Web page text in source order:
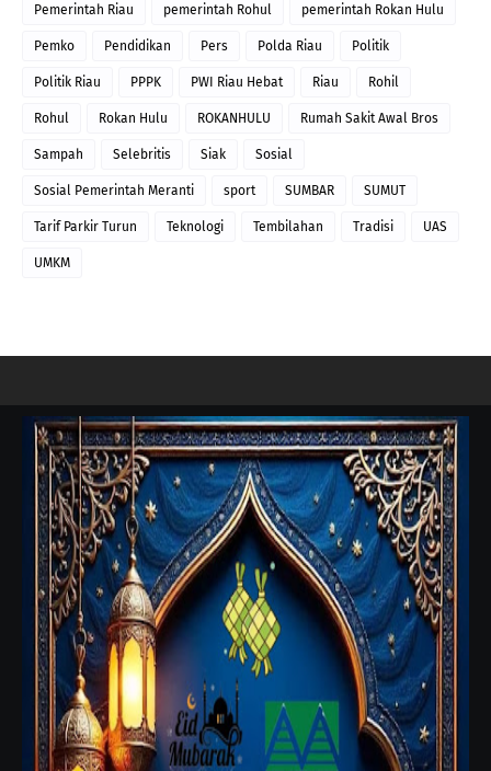
Pemerintah Riau pemerintah Rohul pemerintah Rokan Hulu
Pemko Pendidikan Pers Polda Riau Politik
Politik Riau PPPK PWI Riau Hebat Riau Rohil
Rohul Rokan Hulu ROKANHULU Rumah Sakit Awal Bros
Sampah Selebritis Siak Sosial
Sosial Pemerintah Meranti sport SUMBAR SUMUT
Tarif Parkir Turun Teknologi Tembilahan Tradisi UAS
UMKM